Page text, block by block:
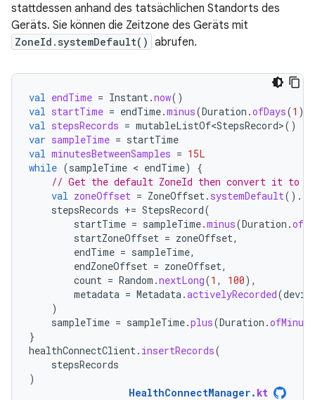
stattdessen anhand des tatsächlichen Standorts des
Geräts. Sie können die Zeitzone des Geräts mit
ZoneId.systemDefault() abrufen.
val endTime = Instant.now()
val startTime = endTime.minus(Duration .ofDays(1 ))
val stepsRecords = mutableListOf<StepsRecord>()
var sampleTime = startTime
val minutesBetweenSamples = 15L
while (sampleTime < endTime)
{
// Get the default ZoneId then convert it to
val zoneOffset = ZoneOffset. systemDefault().
stepsRecords += StepsRecord(
startTime = sampleTime.minus(Duration .
startZoneOffset = zoneOffset,
endTime = sampleTime,
endZoneOffset = zoneOffset,
count = Random .nextLong(1 , 100),
metadata = Metadata.activelyRecorded(
)
sampleTime = sampleTime.plus(Duration .
}
healthConnectClient. insertRecords(
stepsRecords
)
HealthConnectManager. kt